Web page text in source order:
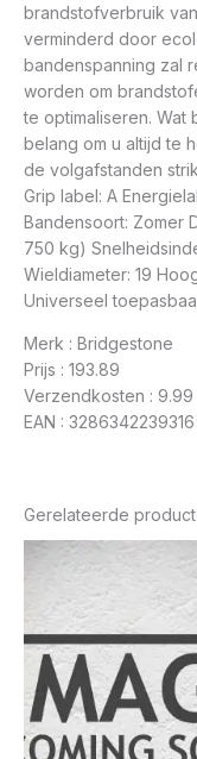
brandstofverbruik
verminderd door
bandenspanning zal
worden om
te optimaliseren.
belang om u altijd te
de volgafstanden
Grip label: A
Bandensoort: Zomer
750 kg)
Wieldiameter: 19
Universeel
Merk : Bridgestone
Prijs : 193.89
Verzendkosten : 9.99
EAN : 3286342239316
Gerelateerde